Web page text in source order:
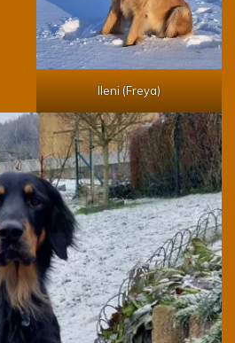
Ileni (Freya)